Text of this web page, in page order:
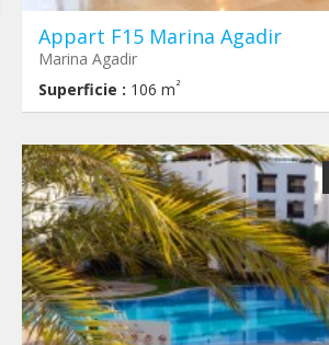
Appart F15 Marina Agadir
Marina Agadir
Superficie : 106 m²